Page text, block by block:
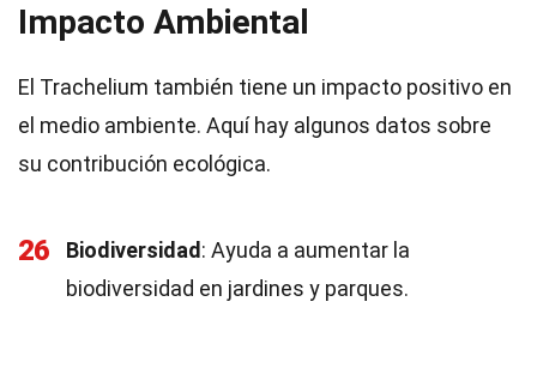
Impacto Ambiental
El Trachelium también tiene un impacto positivo en
el medio ambiente. Aquí hay algunos datos sobre
su contribución ecológica.
26 Biodiversidad : Ayuda a aumentar la
biodiversidad en jardines y parques.